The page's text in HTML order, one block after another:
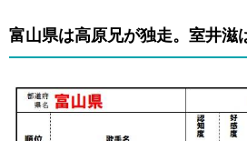
富山県は高原兄が独走。室井滋